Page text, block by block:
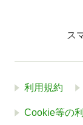
ス
利用規約
Cookie等の